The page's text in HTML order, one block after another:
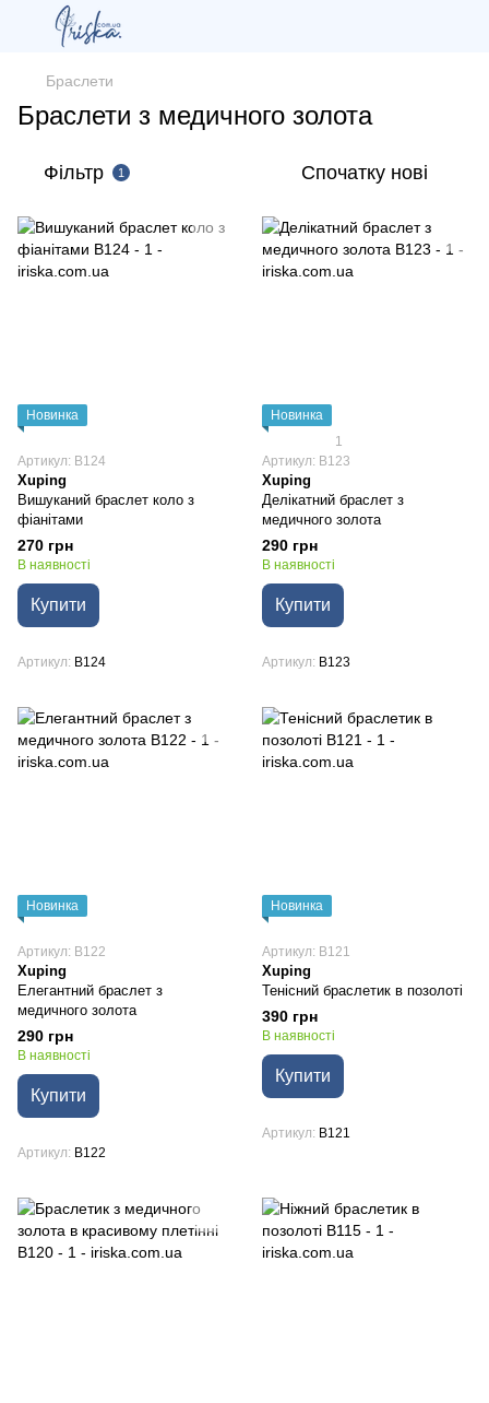
Браслети
Браслети з медичного золота
Фільтр 1 Спочатку нові
Новинка
Артикул: B124
Xuping
Вишуканий браслет коло з
фіанітами
270 грн
В наявності
Купити
Артикул B124
Новинка
1
Артикул: B123
Xuping
Делікатний браслет з
медичного золота
290 грн
В наявності
Купити
Артикул B123
Новинка
Артикул: B122
Xuping
Елегантний браслет з
медичного золота
290 грн
В наявності
Купити
Артикул B122
Новинка
Артикул: B121
Xuping
Тенісний браслетик в позолоті
390 грн
В наявності
Купити
Артикул B121